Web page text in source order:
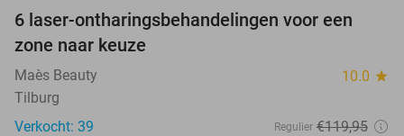
59%
6 laser-ontharingsbehandelingen voor een
zone naar keuze
Maès Beauty 10.0 star
Tilburg
Verkocht: 39
Regulier €119,95